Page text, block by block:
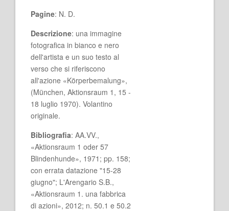
Pagine: N. D.
Descrizione: una immagine
fotografica in bianco e nero
dell'artista e un suo testo al
verso che si riferiscono
all'azione «Körperbemalung»,
(München, Aktionsraum 1, 15 -
18 luglio 1970). Volantino
originale.
Bibliografia: AA.VV.,
«Aktionsraum 1 oder 57
Blindenhunde», 1971; pp. 158;
con errata datazione "15-28
giugno"; L'Arengario S.B.,
«Aktionsraum 1. una fabbrica
di azioni», 2012; n. 50.1 e 50.2